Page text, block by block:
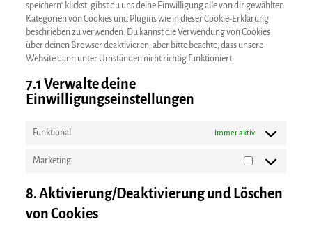
speichern“ klickst, gibst du uns deine Einwilligung alle von dir gewählten
Kategorien von Cookies und Plugins wie in dieser Cookie-Erklärung
beschrieben zu verwenden. Du kannst die Verwendung von Cookies
über deinen Browser deaktivieren, aber bitte beachte, dass unsere
Website dann unter Umständen nicht richtig funktioniert.
7.1 Verwalte deine
Einwilligungseinstellungen
Funktional Immer aktiv
Marketing Marketing
8. Aktivierung/Deaktivierung und Löschen
von Cookies